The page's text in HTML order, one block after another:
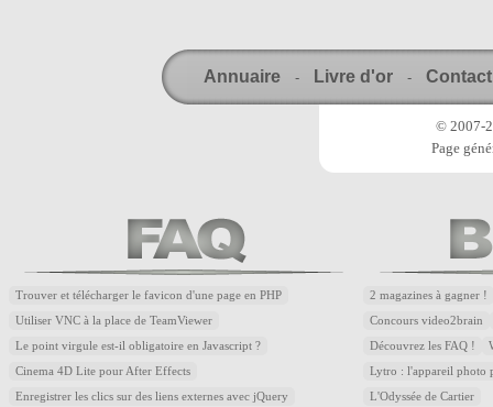
Annuaire - Livre d'or - Contact
© 2007-
Page
Trouver et télécharger le favicon d'une page en PHP
Utiliser VNC à la place de TeamViewer
Le point virgule est-il obligatoire en Javascript ?
Cinema 4D Lite pour After Effects
Enregistrer les clics sur des liens externes avec jQuery
2 magazines à gagner !
Concours video2brain
Découvrez les FAQ !
Lytro : l'appareil photo
L'Odyssée de Cartier